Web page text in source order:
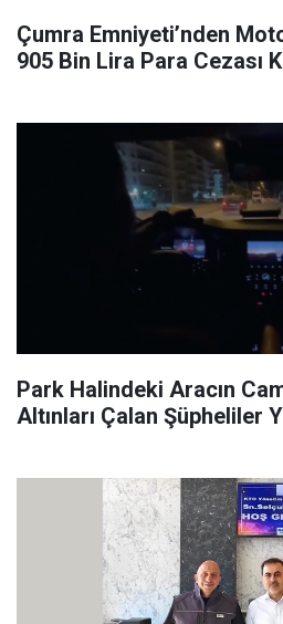
Çumra Emniyeti’nden
905 Bin Lira Para Cezası
Park Halindeki Aracın
Altınları Çalan Şüpheliler